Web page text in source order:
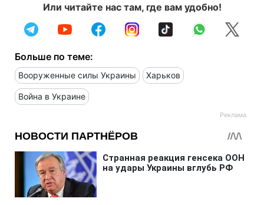
Или читайте нас там, где вам удобно!
Больше по теме:
Вооруженные силы Украины Харьков
Война в Украине